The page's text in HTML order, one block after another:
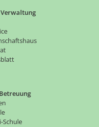
Schule